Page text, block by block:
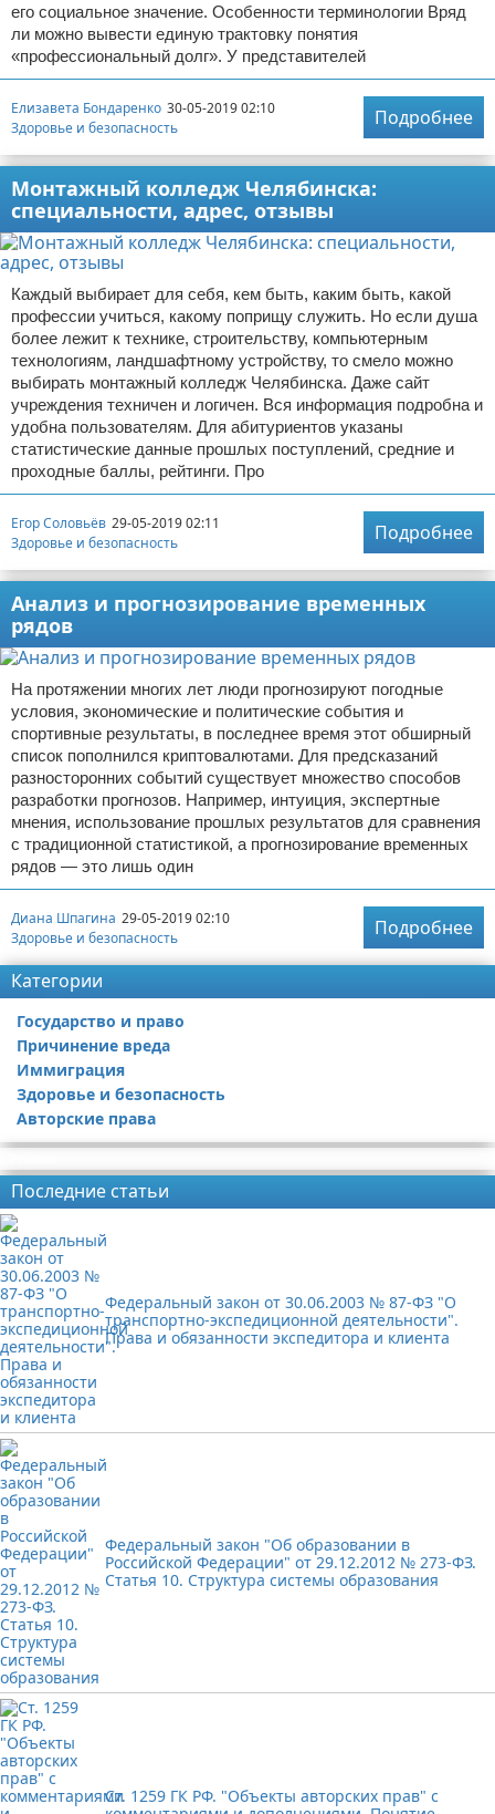
его социальное значение. Особенности терминологии Вряд
ли можно вывести единую трактовку понятия
«профессиональный долг». У представителей
Елизавета Бондаренко 30-05-2019 02:10
Здоровье и безопасность
Подробнее
Монтажный колледж Челябинска:
специальности, адрес, отзывы
Каждый выбирает для себя, кем быть, каким быть, какой
профессии учиться, какому поприщу служить. Но если душа
более лежит к технике, строительству, компьютерным
технологиям, ландшафтному устройству, то смело можно
выбирать монтажный колледж Челябинска. Даже сайт
учреждения техничен и логичен. Вся информация подробна и
удобна пользователям. Для абитуриентов указаны
статистические данные прошлых поступлений, средние и
проходные баллы, рейтинги. Про
Егор Соловьёв 29-05-2019 02:11
Здоровье и безопасность
Подробнее
Анализ и прогнозирование временных
рядов
На протяжении многих лет люди прогнозируют погодные
условия, экономические и политические события и
спортивные результаты, в последнее время этот обширный
список пополнился криптовалютами. Для предсказаний
разносторонних событий существует множество способов
разработки прогнозов. Например, интуиция, экспертные
мнения, использование прошлых результатов для сравнения
с традиционной статистикой, а прогнозирование временных
рядов — это лишь один
Диана Шпагина 29-05-2019 02:10
Здоровье и безопасность
Подробнее
Категории
Государство и право
Причинение вреда
Иммиграция
Здоровье и безопасность
Авторские права
Последние статьи
Федеральный закон от 30.06.2003 № 87-ФЗ "О
транспортно-экспедиционной деятельности".
Права и обязанности экспедитора и клиента
Федеральный закон "Об образовании в
Российской Федерации" от 29.12.2012 № 273-ФЗ.
Статья 10. Структура системы образования
Ст. 1259 ГК РФ. "Объекты авторских прав" с